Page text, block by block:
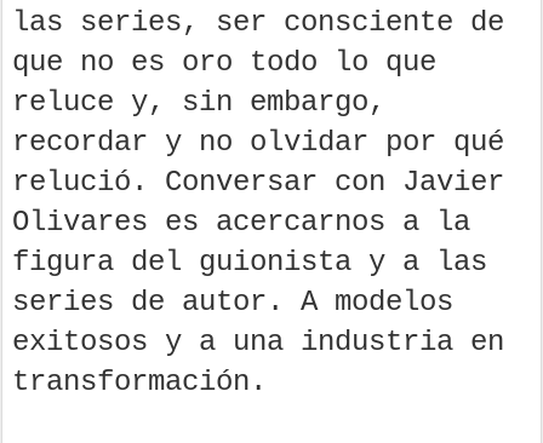
las series, ser consciente de
que no es oro todo lo que
reluce y, sin embargo,
recordar y no olvidar por qué
relució. Conversar con Javier
Olivares es acercarnos a la
figura del guionista y a las
series de autor. A modelos
exitosos y a una industria en
transformación.